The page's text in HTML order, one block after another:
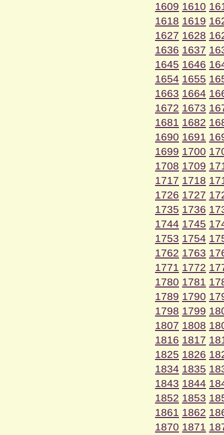
1609 1610
1618 1619
1627 1628
1636 1637
1645 1646
1654 1655
1663 1664
1672 1673
1681 1682
1690 1691
1699 1700
1708 1709
1717 1718
1726 1727
1735 1736
1744 1745
1753 1754
1762 1763
1771 1772
1780 1781
1789 1790
1798 1799
1807 1808
1816 1817
1825 1826
1834 1835
1843 1844
1852 1853
1861 1862
1870 1871